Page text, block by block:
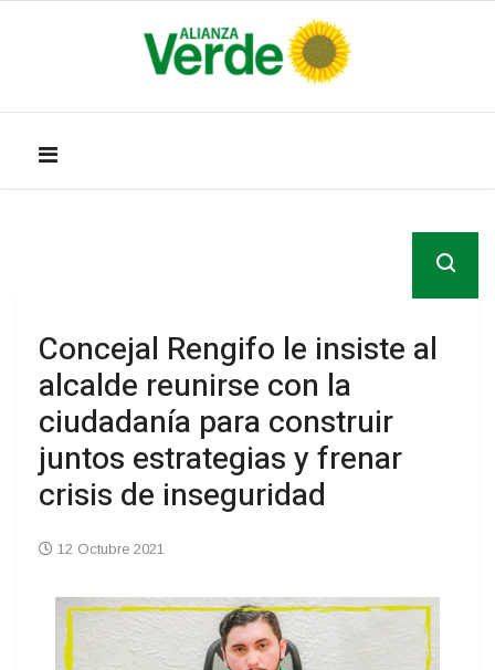
Concejal Rengifo le insiste al
alcalde reunirse con la
ciudadanía para construir
juntos estrategias y frenar
crisis de inseguridad
12 Octubre 2021